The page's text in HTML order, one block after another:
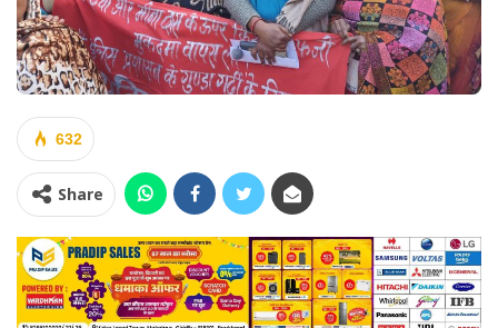
632
Share